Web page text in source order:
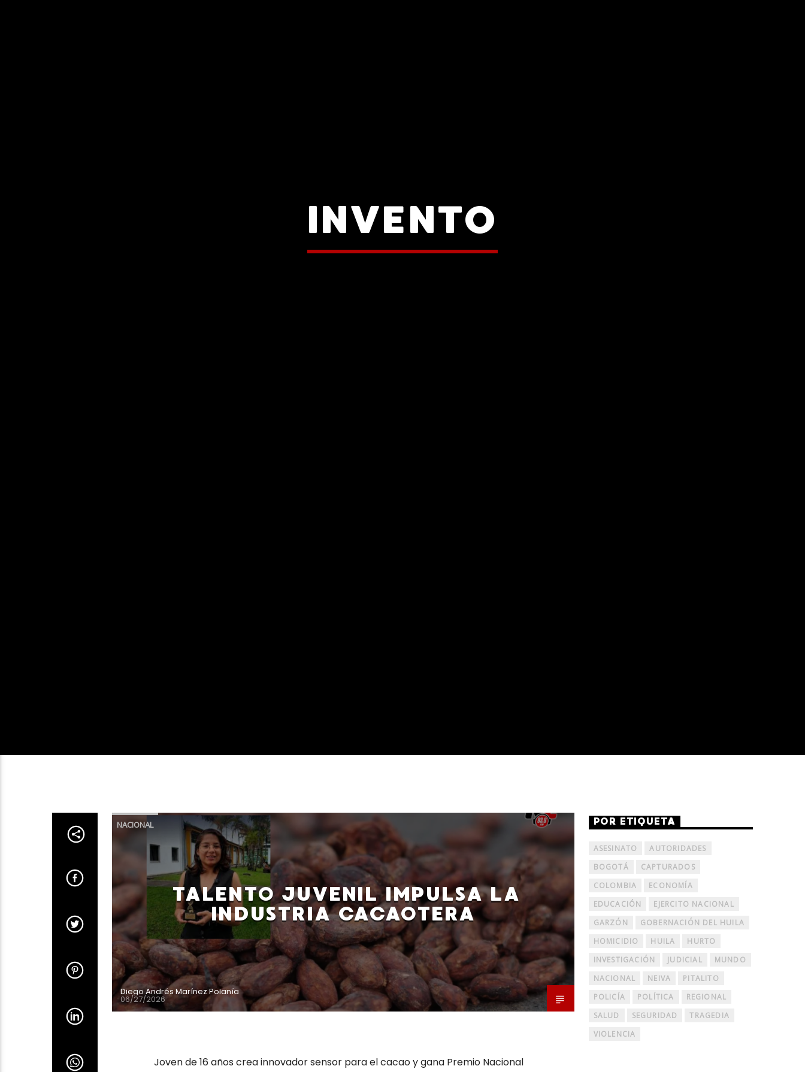
INVENTO
NACIONAL
TALENTO JUVENIL IMPULSA LA
INDUSTRIA CACAOTERA
Diego Andrés Marínez Polanía
06/27/2026
Joven de 16 años crea innovador sensor para el cacao y gana Premio Nacional
POR ETIQUETA
ASESINATO
AUTORIDADES
BOGOTÁ
CAPTURADOS
COLOMBIA
ECONOMÍA
EDUCACIÓN
EJERCITO NACIONAL
GARZÓN
GOBERNACIÓN DEL HUILA
HOMICIDIO
HUILA
HURTO
INVESTIGACIÓN
JUDICIAL
MUNDO
NACIONAL
NEIVA
PITALITO
POLICÍA
POLÍTICA
REGIONAL
SALUD
SEGURIDAD
TRAGEDIA
VIOLENCIA